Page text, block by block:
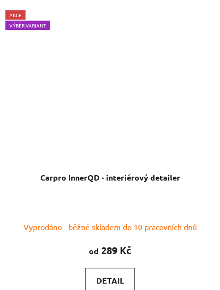
AKCE
VÝBĚR VARIANT
Carpro InnerQD - interiérový detailer
hodnocení
produktu
4,0
z
Vyprodáno - běžně skladem do 10 pracovních dnů
od 289 Kč
DETAIL